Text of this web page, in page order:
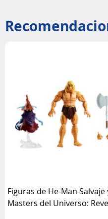
Figuras de He-Man Salvaje
Masters del Universo: